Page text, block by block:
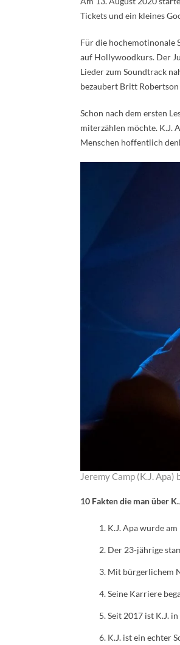
Tickets und ein kleines
Für die hochemotinonale
auf Hollywoodkurs. Der
Lieder zum Soundtrack
bezaubert Britt
Schon nach dem ersten
miterzählen möchte. K.J.
Menschen hoffentlich
Jeremy Camp (K.J.
10 Fakten die man über
K.J. Apa wurde
Der 23-jährige
Mit bürgerlichem
Seine Karriere
Seit 2017 ist K.J.
K.J. ist ein echter